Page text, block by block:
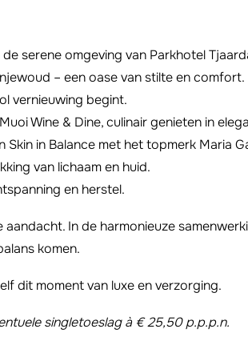
serene omgeving van Parkhotel
– een oase van stilte en comfort.
vernieuwing begint.
Wine & Dine, culinair genieten in
in Balance met het topmerk Maria
van lichaam en huid.
en herstel.
In de harmonieuze
komen.
dit moment van luxe en verzorging.
singletoeslag à € 25,50 p.p.p.n.